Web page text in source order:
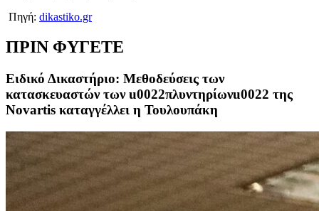
Πηγή: dikastiko.gr
ΠΡΙΝ ΦΥΓΕΤΕ
Ειδικό Δικαστήριο: Μεθοδεύσεις των
κατασκευαστών των u0022πλυντηρίωνu0022 της
Novartis καταγγέλλει η Τουλουπάκη